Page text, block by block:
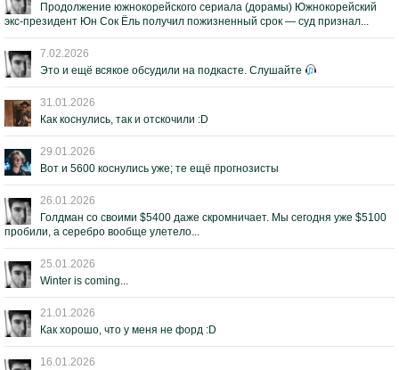
Продолжение южнокорейского сериала (дорамы) Южнокорейский
экс-президент Юн Сок Ёль получил пожизненный срок — суд признал...
7.02.2026
Это и ещё всякое обсудили на подкасте. Слушайте
31.01.2026
Как коснулись, так и отскочили :D
29.01.2026
Вот и 5600 коснулись уже; те ещё прогнозисты
26.01.2026
Голдман со своими $5400 даже скромничает. Мы сегодня уже $5100
пробили, а серебро вообще улетело...
25.01.2026
Winter is coming...
21.01.2026
Как хорошо, что у меня не форд :D
16.01.2026